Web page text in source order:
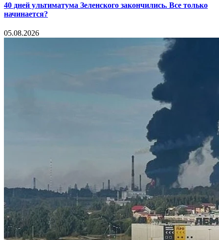
40 дней ультиматума Зеленского закончились. Все только
начинается?
05.08.2026